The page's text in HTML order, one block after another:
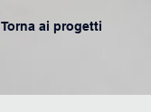
Torna ai progetti